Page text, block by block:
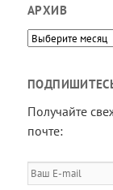
АРХИВ
Архив
Получайте
почте:
Ваш